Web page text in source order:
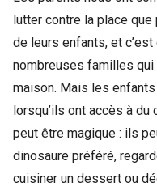
lutter contre la place
de leurs enfants, et c’est
nombreuses familles
maison. Mais les
lorsqu’ils ont accès à du
peut être magique : ils
dinosaure préféré,
cuisiner un dessert ou